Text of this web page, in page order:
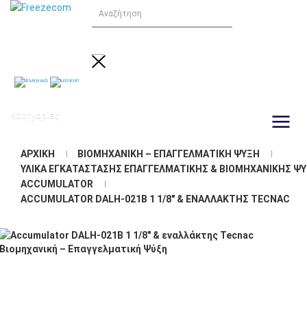
Κατηγορίες
ΑΡΧΙΚΉ
ΒΙΟΜΗΧΑΝΙΚΉ – ΕΠΑΓΓΕΛΜΑΤΙΚΉ ΨΎΞΗ
ΥΛΙΚΆ ΕΓΚΑΤΆΣΤΑΣΗΣ ΕΠΑΓΓΕΛΜΑΤΙΚΉΣ & ΒΙΟΜΗΧΑΝΙΚΉΣ
ACCUMULATOR
ACCUMULATOR DALH-021B 1 1/8" & ΕΝΑΛΛΆΚΤΗΣ TECNAC